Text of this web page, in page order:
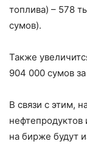
топлива) – 578
сумов).
Также
904 000 сумов
В связи с этим,
нефтепродуктов
на бирже будут